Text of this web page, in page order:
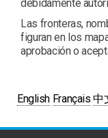
debidamente
Las fronteras,
figuran en los
aprobación o
English Français 中